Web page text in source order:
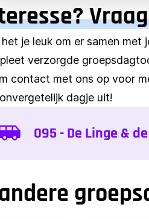
je leuk om er samen met
verzorgde
contact met ons op voor
dagje uit!
095 - De Linge &